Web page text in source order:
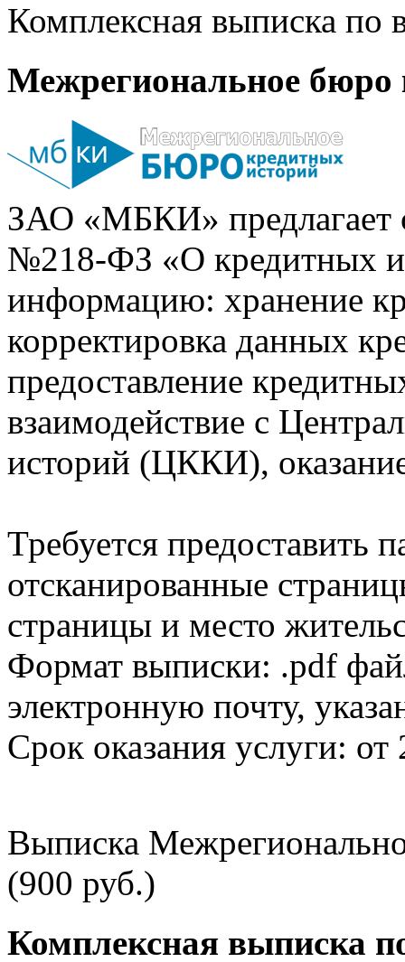
Комплексная выписка
Межрегиональное бюро
ЗАО «МБКИ» предлагает
№218-ФЗ «О кредитных
информацию: хранение
корректировка данных
предоставление
взаимодействие с
историй (ЦККИ),
Требуется предоставить
отсканированные
страницы и место
Формат выписки: .pdf
электронную почту,
Срок оказания услуги: от
Выписка
(900 руб.)
Комплексная выписка